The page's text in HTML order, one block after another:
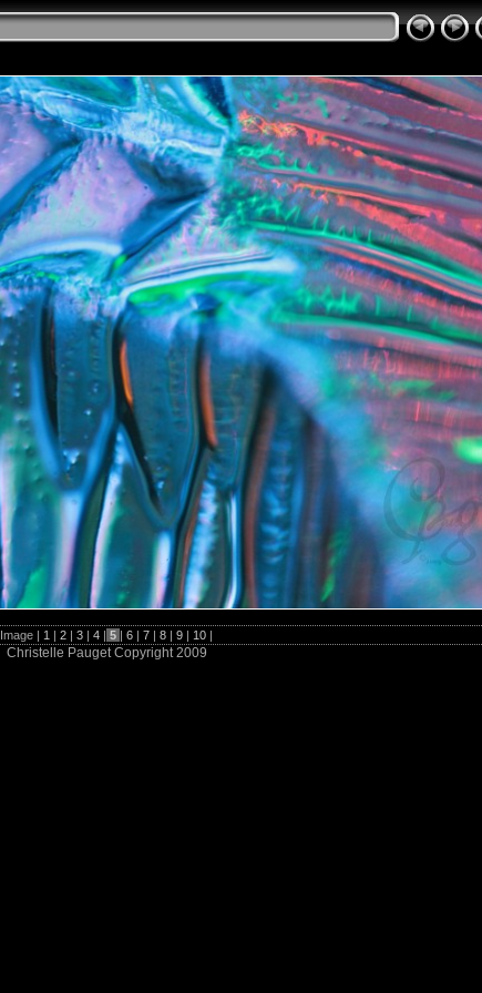
Image | 1 | 2 | 3 | 4 | 5 | 6 | 7 | 8 | 9 | 10 |
Christelle Pauget Copyright 2009